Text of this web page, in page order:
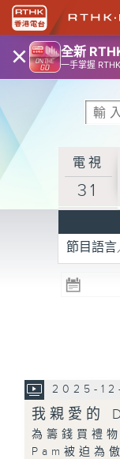
× 全新
一手掌握
電視
31
R3
電台
節目語言
2025-
我親愛的
為籌錢買禮物
Pam被迫為